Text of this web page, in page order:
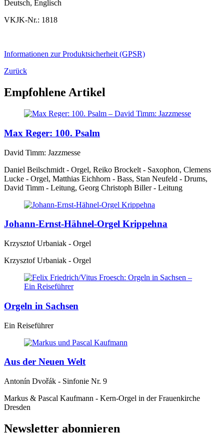
Deutsch, Englisch
VKJK-Nr.: 1818
Informationen zur Produktsicherheit (GPSR)
Zurück
Empfohlene Artikel
Max Reger: 100. Psalm
David Timm: Jazzmesse
Daniel Beilschmidt - Orgel, Reiko Brockelt - Saxophon, Clemens
Lucke - Orgel, Matthias Eichhorn - Bass, Stan Neufeld - Drums,
David Timm - Leitung, Georg Christoph Biller - Leitung
Johann-Ernst-Hähnel-Orgel Krippehna
Krzysztof Urbaniak - Orgel
Krzysztof Urbaniak - Orgel
Orgeln in Sachsen
Ein Reiseführer
Aus der Neuen Welt
Antonín Dvořák - Sinfonie Nr. 9
Markus & Pascal Kaufmann - Kern-Orgel in der Frauenkirche
Dresden
Newsletter abonnieren